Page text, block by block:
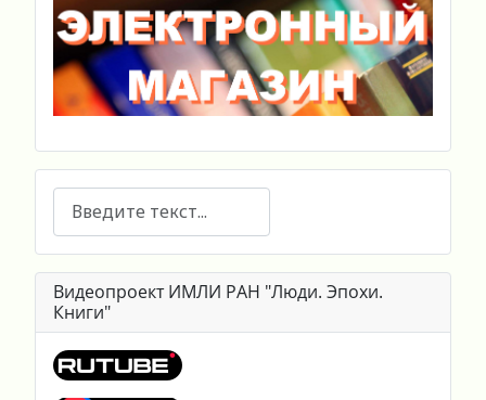
Поиск
Видеопроект ИМЛИ РАН "Люди. Эпохи.
Книги"